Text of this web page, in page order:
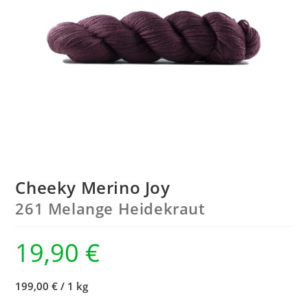
Cheeky Merino Joy
261 Melange Heidekraut
19,90 €
199,00 € / 1 kg